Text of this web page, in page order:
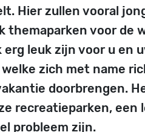
Hier zullen vooral
themaparken voor de
leuk zijn voor u en
zich met name
doorbrengen.
recreatieparken, een
probleem zijn.